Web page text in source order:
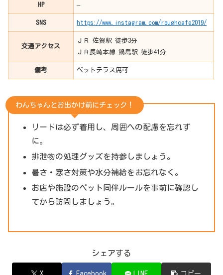
HP –
SNS https://www.instagram.com/roughcafe2019/
交通アクセス
ＪＲ 佐賀駅 徒歩3分
ＪＲ長崎本線 鍋島駅 徒歩41分
備考 ペットテラス席可
わんちゃんとお出かけ前にチェック！
リードは必ず着用し、周囲への配慮を忘れず
に。
排泄物の処理グッズを持参しましょう。
暑さ・寒さ対策や水分補給をお忘れなく。
お店や施設のペット同伴ルールを事前に確認し
てから訪問しましょう。
シェアする
X Facebook LINE コピー